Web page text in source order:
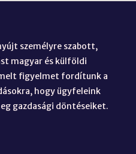
személyre szabott,
magyar és külföldi
figyelmet fordítunk a
hogy ügyfeleink
gazdasági döntéseiket.